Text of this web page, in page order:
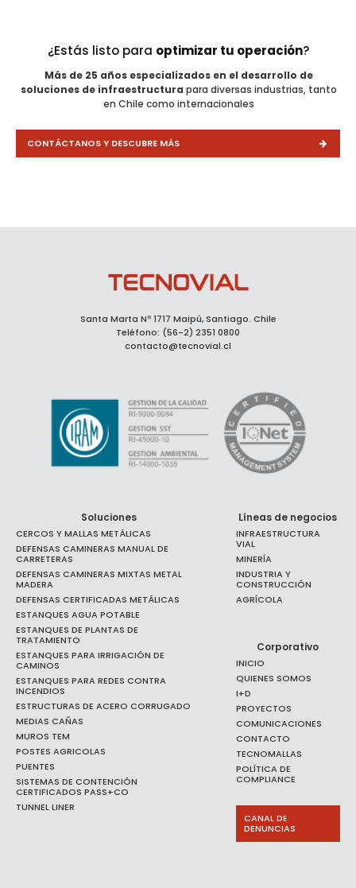
¿Estás listo para optimizar tu operación?
Más de 25 años especializados en el desarrollo de
soluciones de infraestructura para diversas industrias, tanto
en Chile como internacionales
CONTÁCTANOS Y DESCUBRE MÁS
Soluciones
CERCOS Y MALLAS METÁLICAS
DEFENSAS CAMINERAS MANUAL DE
CARRETERAS
DEFENSAS CAMINERAS MIXTAS METAL
MADERA
DEFENSAS CERTIFICADAS METÁLICAS
ESTANQUES AGUA POTABLE
ESTANQUES DE PLANTAS DE
TRATAMIENTO
ESTANQUES PARA IRRIGACIÓN DE
CAMINOS
ESTANQUES PARA REDES CONTRA
INCENDIOS
ESTRUCTURAS DE ACERO CORRUGADO
MEDIAS CAÑAS
MUROS TEM
POSTES AGRICOLAS
PUENTES
SISTEMAS DE CONTENCIÓN
CERTIFICADOS PASS+CO
TUNNEL LINER
Líneas de negocios
INFRAESTRUCTURA
VIAL
MINERÍA
INDUSTRIA Y
CONSTRUCCIÓN
AGRÍCOLA
Corporativo
INICIO
QUIENES SOMOS
I+D
PROYECTOS
COMUNICACIONES
CONTACTO
TECNOMALLAS
POLÍTICA DE
COMPLIANCE
CANAL DE
DENUNCIAS
Santa Marta Nº 1717 Maipú, Santiago. Chile
Teléfono: (56-2) 2351 0800
contacto@tecnovial.cl